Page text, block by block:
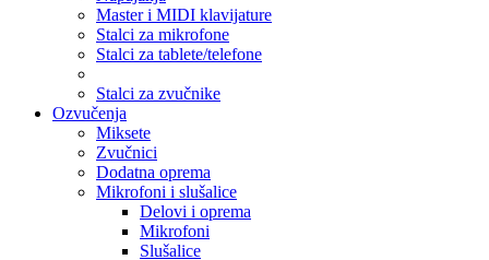
Master i MIDI klavijature
Stalci za mikrofone
Stalci za tablete/telefone
Stalci za zvučnike
Ozvučenja
Miksete
Zvučnici
Dodatna oprema
Mikrofoni i slušalice
Delovi i oprema
Mikrofoni
Slušalice